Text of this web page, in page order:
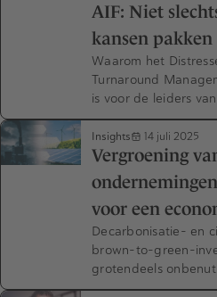
AIF: Niet
kansen pakken
Waarom het
Turnaround
is voor de leiders
Insights 14 juli 2025
Vergroening
voor een
Decarbonisatie- en
brown-to-green-
grotendeels onbenut.